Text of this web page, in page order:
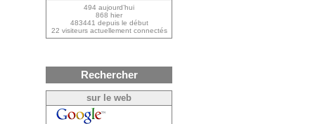
494 aujourd’hui
868 hier
483441 depuis le début
22 visiteurs actuellement connectés
Rechercher
sur le web